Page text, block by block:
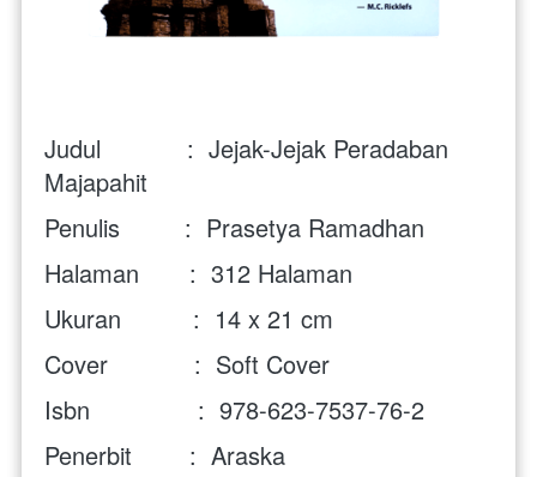
Judul            :  Jejak-Jejak Peradaban
Majapahit
Penulis         :  Prasetya Ramadhan
Halaman       :  312 Halaman
Ukuran          :  14 x 21 cm
Cover            :  Soft Cover
Isbn               : 978-623-7537-76-2
Penerbit        :  Araska